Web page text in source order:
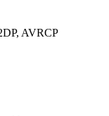
AVRCP